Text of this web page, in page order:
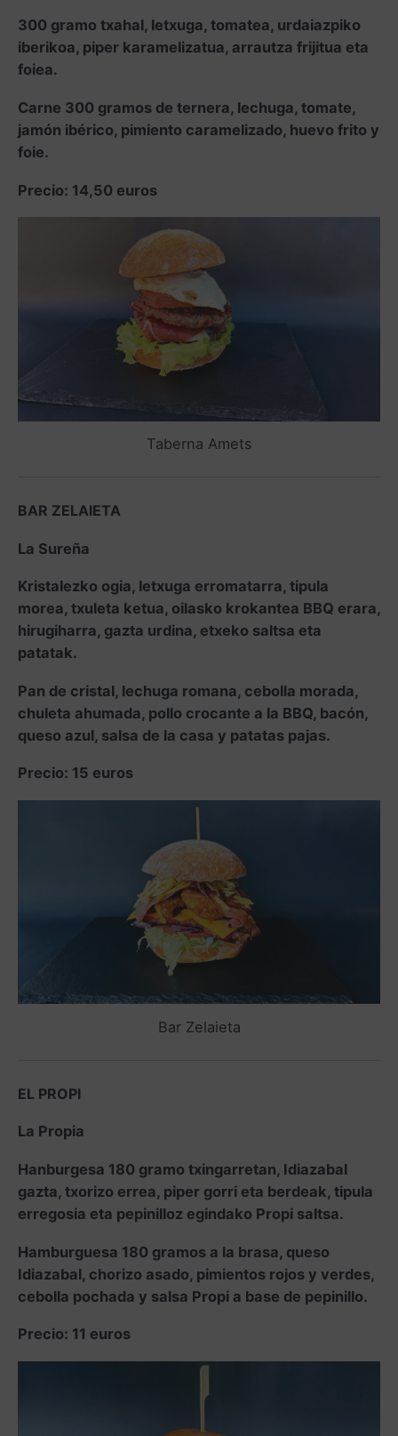
300 gramo txahal, letxuga, tomatea, urdaiazpiko
iberikoa, piper karamelizatua, arrautza frijitua eta
foiea.
Carne 300 gramos de ternera, lechuga, tomate,
jamón ibérico, pimiento caramelizado, huevo frito y
foie.
Precio: 14,50 euros
Taberna Amets
BAR ZELAIETA
La Sureña
Kristalezko ogia, letxuga erromatarra, tipula
morea, txuleta ketua, oilasko krokantea BBQ erara,
hirugiharra, gazta urdina, etxeko saltsa eta
patatak.
Pan de cristal, lechuga romana, cebolla morada,
chuleta ahumada, pollo crocante a la BBQ, bacón,
queso azul, salsa de la casa y patatas pajas.
Precio: 15 euros
Bar Zelaieta
EL PROPI
La Propia
Hanburgesa 180 gramo txingarretan, Idiazabal
gazta, txorizo errea, piper gorri eta berdeak, tipula
erregosia eta pepinilloz egindako Propi saltsa.
Hamburguesa 180 gramos a la brasa, queso
Idiazabal, chorizo asado, pimientos rojos y verdes,
cebolla pochada y salsa Propi a base de pepinillo.
Precio: 11 euros